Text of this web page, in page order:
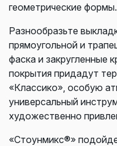
геометрические формы.
Разнообразьте
прямоугольной и
фаска и закругленные
покрытия придадут
«Классико», особую
универсальный
художественно
«Стоунмикс®»